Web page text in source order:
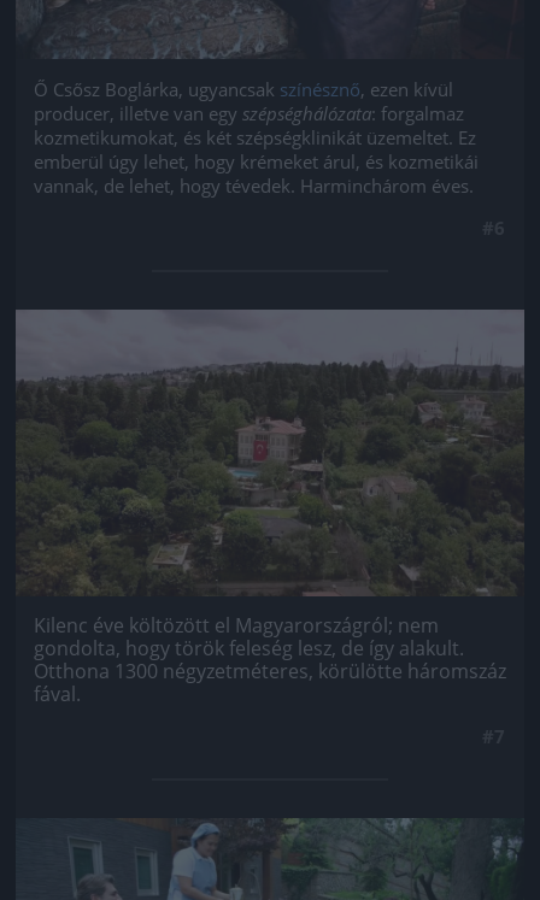
Ő Csősz Boglárka, ugyancsak színésznő, ezen kívül
producer, illetve van egy szépséghálózata: forgalmaz
kozmetikumokat, és két szépségklinikát üzemeltet. Ez
emberül úgy lehet, hogy krémeket árul, és kozmetikái
vannak, de lehet, hogy tévedek. Harminchárom éves.
Kilenc éve költözött el Magyarországról; nem
gondolta, hogy török feleség lesz, de így alakult.
Otthona 1300 négyzetméteres, körülötte háromszáz
fával.
Jön még kép!